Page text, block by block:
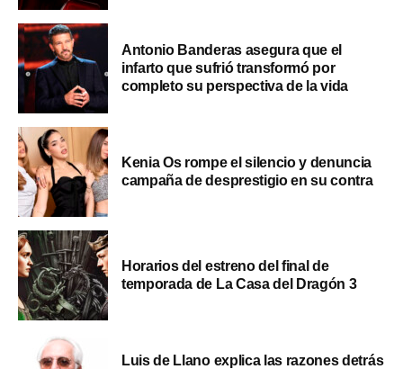
Antonio Banderas asegura que el
infarto que sufrió transformó por
completo su perspectiva de la vida
Kenia Os rompe el silencio y denuncia
campaña de desprestigio en su contra
Horarios del estreno del final de
temporada de La Casa del Dragón 3
Luis de Llano explica las razones detrás